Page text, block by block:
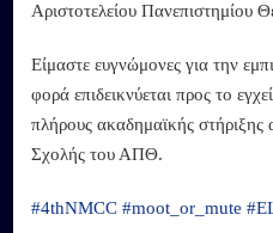
Αριστοτελείου Πανεπιστημίου
Είμαστε ευγνώμονες για την
φορά επιδεικνύεται προς το
πλήρους ακαδημαϊκής
Σχολής του ΑΠΘ.
#4thNMCC #moot_or_mute #